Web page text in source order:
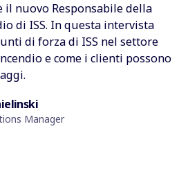
il nuovo Responsabile della
di ISS. In questa intervista
di forza di ISS nel settore
e come i clienti possono
Manager